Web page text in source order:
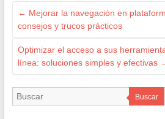
← Mejorar la navegación en
consejos y trucos prácticos
Optimizar el acceso a sus
línea: soluciones simples y efectivas
Buscar